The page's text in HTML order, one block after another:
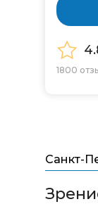
1800
Санкт-